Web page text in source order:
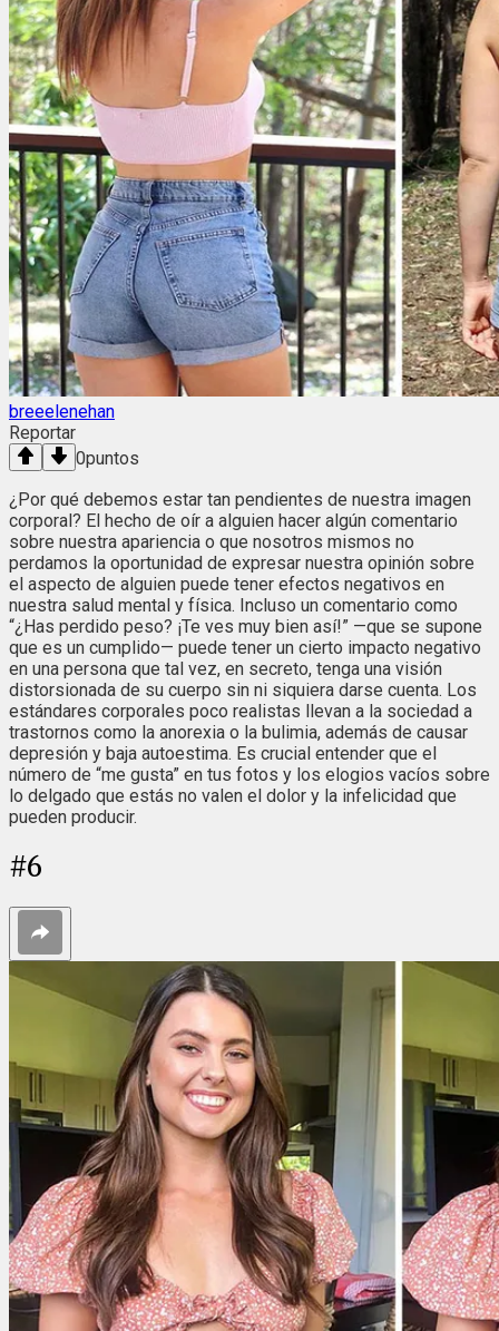
breeelenehan
Reportar
0puntos
¿Por qué debemos estar tan pendientes de nuestra imagen
corporal? El hecho de oír a alguien hacer algún comentario
sobre nuestra apariencia o que nosotros mismos no
perdamos la oportunidad de expresar nuestra opinión sobre
el aspecto de alguien puede tener efectos negativos en
nuestra salud mental y física. Incluso un comentario como
“¿Has perdido peso? ¡Te ves muy bien así!” —que se supone
que es un cumplido— puede tener un cierto impacto negativo
en una persona que tal vez, en secreto, tenga una visión
distorsionada de su cuerpo sin ni siquiera darse cuenta. Los
estándares corporales poco realistas llevan a la sociedad a
trastornos como la anorexia o la bulimia, además de causar
depresión y baja autoestima. Es crucial entender que el
número de “me gusta” en tus fotos y los elogios vacíos sobre
lo delgado que estás no valen el dolor y la infelicidad que
pueden producir.
#6